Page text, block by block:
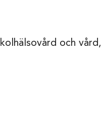
och vård,